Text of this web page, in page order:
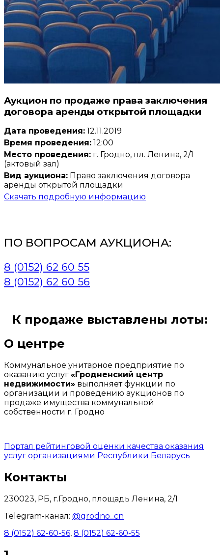
Аукцион по продаже права заключения
договора аренды открытой площадки
Дата проведения: 12.11.2019
Время проведения: 12:00
Место проведения: г. Гродно, пл. Ленина, 2/1
(актовый зал)
Вид аукциона: Право заключения договора
аренды открытой площадки
Скачать подробную информацию
ПО ВОПРОСАМ АУКЦИОНА:
8 (0152) 62 60 55
8 (0152) 62 60 56
К продаже выставлены лоты:
О центре
Коммунальное унитарное предприятие по
оказанию услуг «Гродненский центр
недвижимости» выполняет функции по
организации и проведению аукционов по
продаже имущества коммунальной
собственности г. Гродно
Портал рейтинговой оценки качества оказания
услуг организациями Республики Беларусь
Контакты
230023, РБ, г.Гродно, площадь Ленина, 2/1
Telegram-канал: @grodno_cn
8 (0152) 62-60-56, 8 (0152) 62-60-55